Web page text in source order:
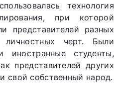
технология
при которой
представителей разных
черт. Были
студенты,
представителей других
свой собственный народ.